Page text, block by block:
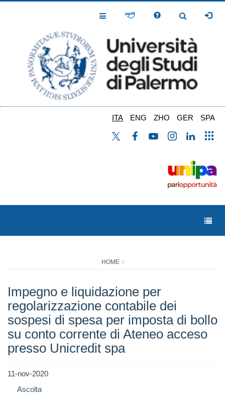
Toggle
Toggle
ITA ENG ZHO GER SPA
HOME
Impegno e liquidazione per
regolarizzazione contabile dei
sospesi di spesa per imposta di bollo
su conto corrente di Ateneo acceso
presso Unicredit spa
11-nov-2020
Ascolta